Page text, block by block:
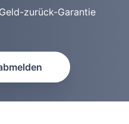
Geld-zurück-Garantie